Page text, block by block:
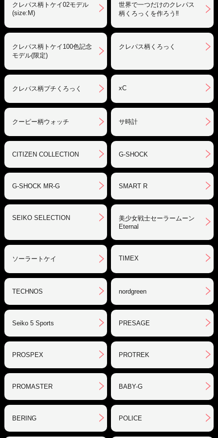
クレパス柄トケイ02モデル
(size:M)
世界で一つだけのクレパス
柄くろっくを作ろう‼︎
クレパス柄トケイ100色記念
モデル(限定)
クレパス柄くろっく
クレパス柄プチくろっく xC
クーピー柄ウォッチ サ時計
CITIZEN COLLECTION G-SHOCK
G-SHOCK MR-G SMART R
SEIKO SELECTION
美少女戦士セーラームーン
Eternal
ソーラートケイ TIMEX
TECHNOS nordgreen
Seiko 5 Sports PRESAGE
PROSPEX PROTREK
PROMASTER BABY-G
BERING POLICE